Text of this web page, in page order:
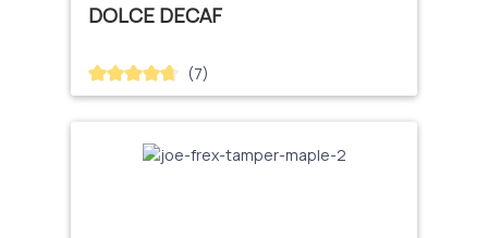
DOLCE DECAF
Durchschnittliche Bewertung von 4.71 von 5 Sternen
(7)